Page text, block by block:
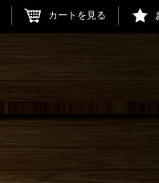
カートを見る